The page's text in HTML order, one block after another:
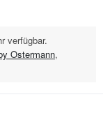
verfügbar.
Ostermann,